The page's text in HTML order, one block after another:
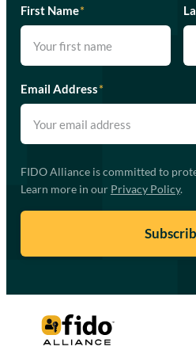
First Name*
Email Address*
FIDO Alliance is committed to
Learn more in our Privacy Policy.